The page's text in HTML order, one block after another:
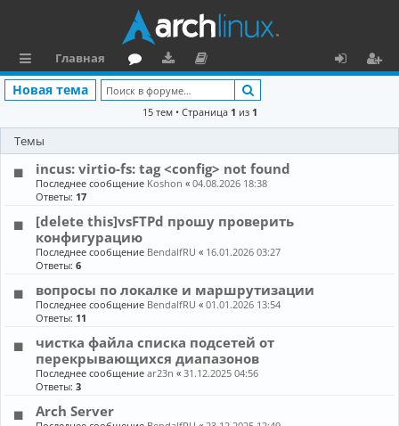
с
л
к
Главная
о
аг
ру
и
о
ку
е
н
та
ц
я
Новая тема
15 тем • Страница 1 из 1
Темы
incus: virtio-fs: tag <config> not found
Последнее сообщение Koshon «04.08.2026 18:38
Ответы: 17
[delete this]vsFTPd прошу проверить
конфигурацию
Последнее сообщение BendalfRU « 16.01.2026 03:27
Ответы:6
вопросы по локалке и маршрутизации
Последнее сообщение BendalfRU «01.01.2026 13:54
Ответы: 11
чистка файла списка подсетей от
перекрывающихся диапазонов
Последнее сообщениеar23n «31.12.2025 04:56
Ответы:3
Arch Server